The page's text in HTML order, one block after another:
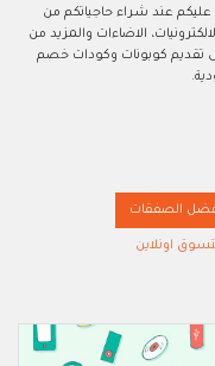
عليكم عند شراء حاجياتكم من
الاضاءات والمزيد من
لعام 2026 بالاضافة الى تقديم كوبونات وكودات خصم
الصفقات
اونلاين